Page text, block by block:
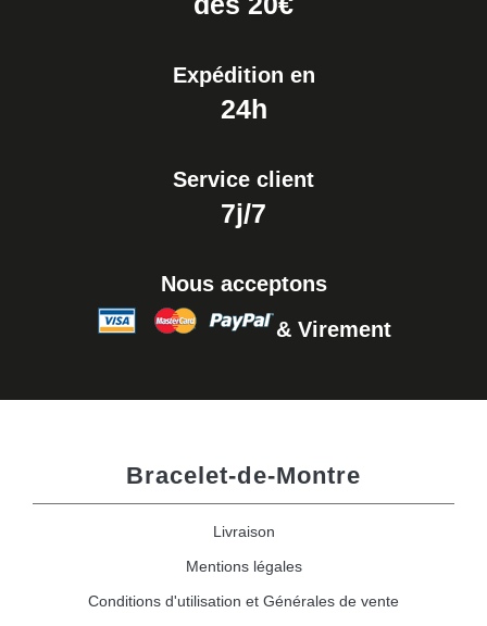
Expédition en
24h
Service client
7j/7
Nous acceptons
& Virement
Bracelet-de-Montre
Livraison
Mentions légales
Conditions d'utilisation et Générales de vente